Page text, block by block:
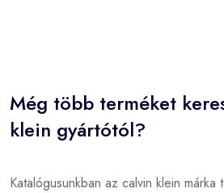
Még több terméket
klein gyártótól?
Katalógusunkban az calvin klein